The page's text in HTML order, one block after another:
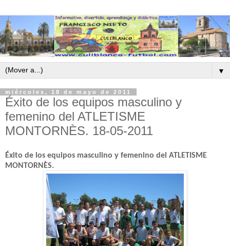
▼
miércoles, 18 de mayo de 2011
Éxito de los equipos masculino y
femenino del ATLETISME
MONTORNÈS. 18-05-2011
Éxito de los equipos masculino y femenino del ATLETISME
MONTORNÈS.